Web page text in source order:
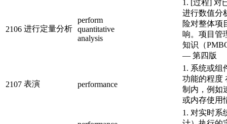
2106 进行定量分析
perform
quantitative
analysis
1. [过程] 对
进行数值分
险对整体项
响。项目管
知识（
— 第四版
2107 表演 performance
1. 系统或组
功能的程度
制内，例如
或内存使用
1. 对实时系